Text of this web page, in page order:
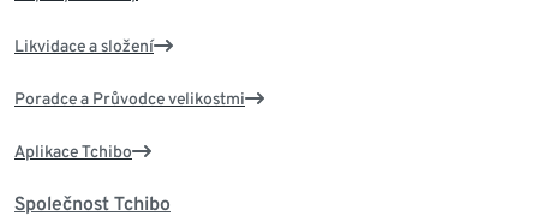
Likvidace a složení
Poradce a Průvodce velikostmi
Aplikace Tchibo
Společnost Tchibo